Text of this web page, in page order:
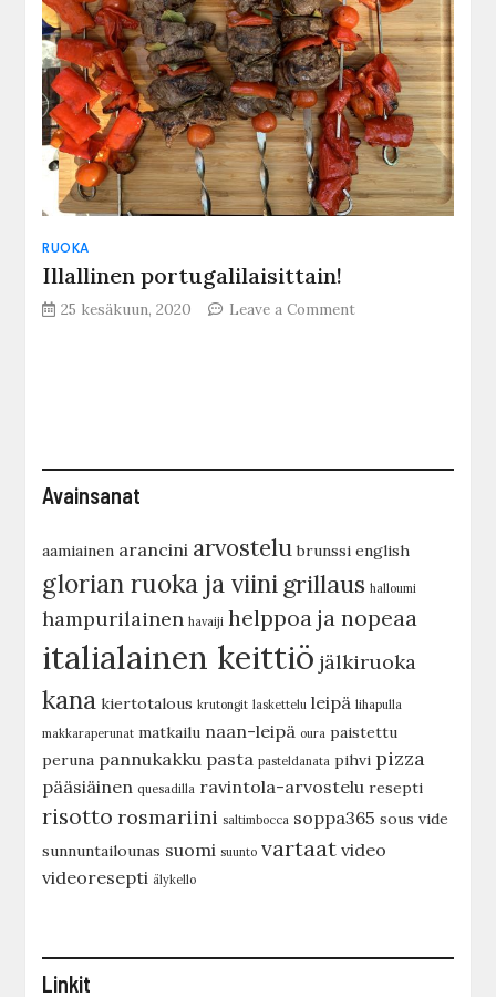
RUOKA
Illallinen portugalilaisittain!
25 kesäkuun, 2020 Leave a Commenton
Avainsanat
aamiainen arancini arvostelu brunssi english
glorian ruoka ja viinigrillaus halloumi
hampurilainen havaiji helppoa ja nopeaa
italialainen keittiö jälkiruoka
kana kiertotalous krutongit laskettelu leipä lihapulla
makkaraperunat matkailu naan-leipä oura paistettu
peruna pannukakku pasta pasteldanata pihvi pizza
pääsiäinen quesadilla ravintola-arvostelu resepti
risotto rosmariini saltimbocca soppa365 sous vide
sunnuntailounas suomi suunto vartaat video
videoresepti älykello
Linkit